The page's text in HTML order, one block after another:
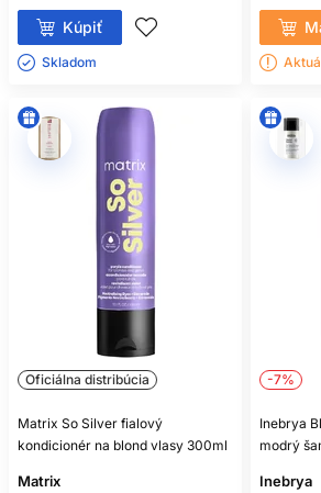
Kúpiť
Skladom ㅤ
Oficiálna distribúcia
Matrix So Silver fialový
kondicionér na blond vlasy 300ml
Matrix
-7%
Inebrya
modrý
Inebrya